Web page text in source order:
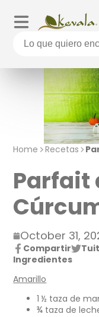
Home Recetas
Parfait
October 31,
Compartir
Compartir
en
Facebook
Se
abre
en
una
nueva
ventana.
en
Se
abre
Ingredientes
Amarillo
1 ½ taza de
¾ taza de